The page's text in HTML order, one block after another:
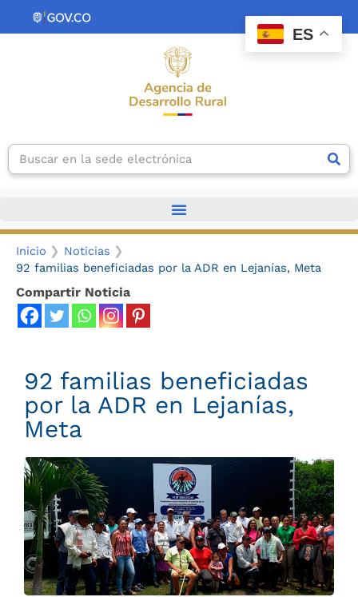
contenido
Search
Inicio
Noticias
92 familias beneficiadas por la ADR en Lejanías, Meta
Compartir Noticia
92 familias beneficiadas
por la ADR en Lejanías,
Meta
ES